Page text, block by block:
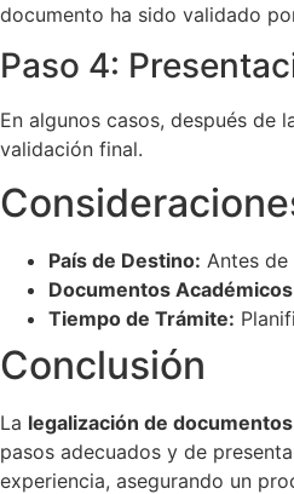
documento ha sido validado
Paso 4:
En algunos casos, después de
validación final.
País de Destino: Antes
Documentos
Tiempo de Trámite:
Conclusión
La legalización de
pasos adecuados y de
experiencia, asegurando un